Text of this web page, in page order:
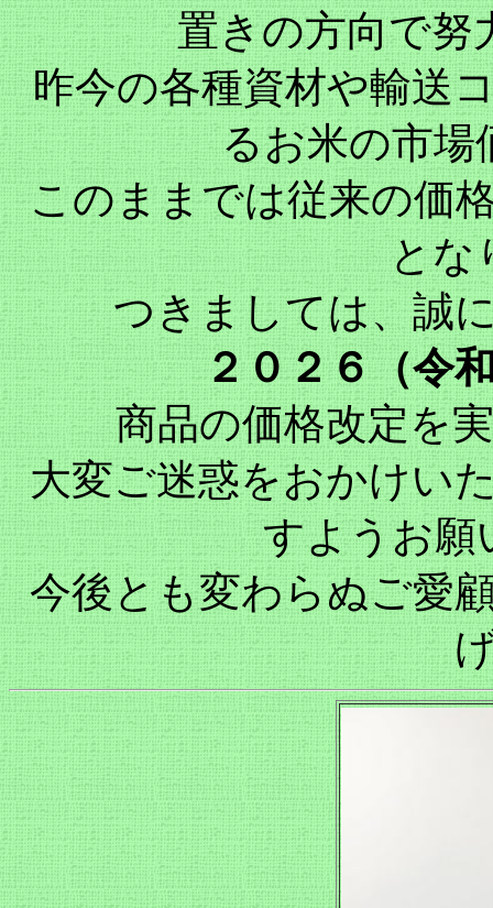
置きの方向で努
昨今の各種資材や輸送
るお米の市場
このままでは従来の価
とな
つきましては、誠
２０２６（令
商品の価格改定を
大変ご迷惑をおかけい
すようお願
今後とも変わらぬご愛